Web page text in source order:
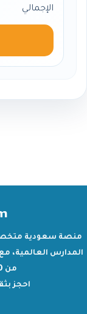
الإجمالي
منصة سعودية
المدارس العالمية،
من
احجز